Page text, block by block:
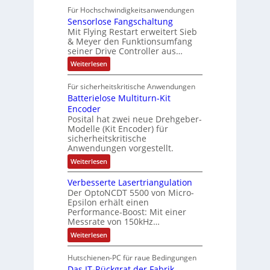
f
t
t
o
m
a
t
i
o
g
e
w
ä
h
t
b
e
i
t
s
k
ä
f
t
e
a
n
d
i
e
r
u
n
d
4
0
A
C
-
N
e
t
z
t
e
l
e
ä
l
t
S
c
h
u
t
z
l
a
c
k
b
e
s
c
Für Hochschwindigkeitsanwendungen
Sensorlose Fangschaltung
Mit Flying Restart erweitert Sieb
& Meyer den Funktionsumfang
seiner Drive Controller aus…
Weiterlesen:
S
n
s
l
o
s
e
F
a
n
g
s
c
h
a
l
t
u
n
g
Für sicherheitskritische Anwendungen
Batterielose Multiturn-Kit
Encoder
Posital hat zwei neue Drehgeber-
Modelle (Kit Encoder) für
sicherheitskritische
Anwendungen vorgestellt.
Weiterlesen:
B
t
t
e
r
i
e
l
o
e
Verbesserte Lasertriangulation
Der OptoNCDT 5500 von Micro-
Epsilon erhält einen
Performance-Boost: Mit einer
Messrate von 150kHz…
Weiterlesen:
V
r
b
Hutschienen-PC für raue Bedingungen